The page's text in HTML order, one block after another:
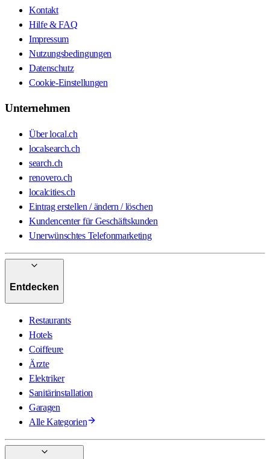
Kontakt
Hilfe & FAQ
Impressum
Nutzungsbedingungen
Datenschutz
Cookie-Einstellungen
Unternehmen
Über local.ch
localsearch.ch
search.ch
renovero.ch
localcities.ch
Eintrag erstellen / ändern / löschen
Kundencenter für Geschäftskunden
Unerwünschtes Telefonmarketing
Entdecken
Restaurants
Hotels
Coiffeure
Ärzte
Elektriker
Sanitärinstallation
Garagen
Alle Kategorien